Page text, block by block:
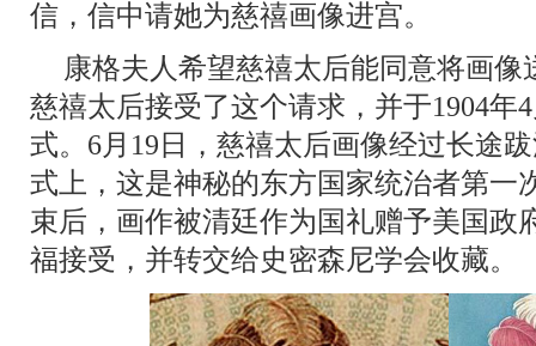
信，信中请她为慈禧画像进宫。
康格夫人希望慈禧太后能同意将画
慈禧太后接受了这个请求，并于1904年
式。6月19日，慈禧太后画像经过长途
式上，这是神秘的东方国家统治者第一
束后，画作被清廷作为国礼赠予美国政
福接受，并转交给史密森尼学会收藏。